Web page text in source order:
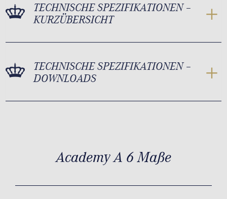
TECHNISCHE SPEZIFIKATIONEN –
KURZÜBERSICHT
TECHNISCHE SPEZIFIKATIONEN –
DOWNLOADS
Academy A 6 Maße